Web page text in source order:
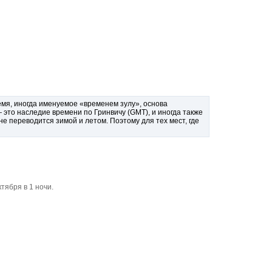
иногда именуемое «временем зулу», основа
наследие времени по Гринвичу (GMT), и иногда также
переводится зимой и летом. Поэтому для тех мест, где
в 1 ночи.